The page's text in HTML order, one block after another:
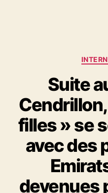
Suite
filles » se
avec des
devenues